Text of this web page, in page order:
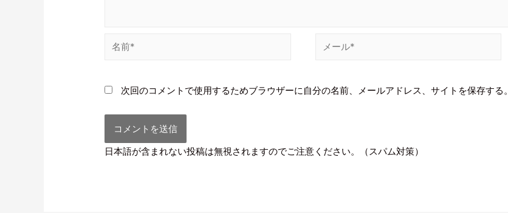
次回のコメントで使用するためブラウザーに自分の名前、メールアドレス、サイトを保存する。
日本語が含まれない投稿は無視されますのでご注意ください。（スパム対策）